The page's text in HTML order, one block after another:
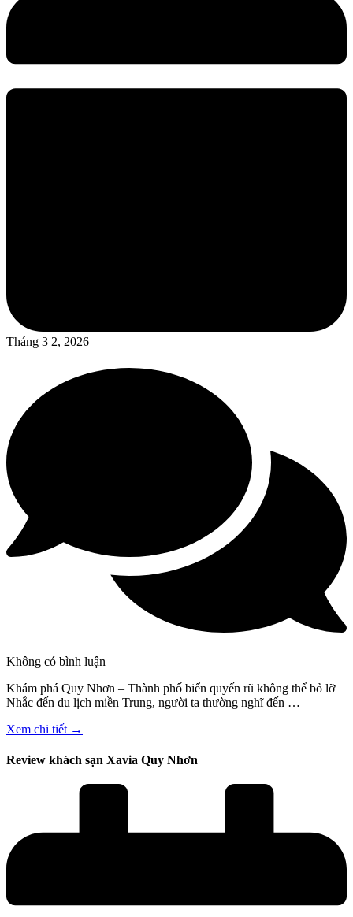
Tháng 3 2, 2026
Không có bình luận
Khám phá Quy Nhơn – Thành phố biển quyến rũ không thể bỏ lỡ
Nhắc đến du lịch miền Trung, người ta thường nghĩ đến …
Xem chi tiết →
Review khách sạn Xavia Quy Nhơn